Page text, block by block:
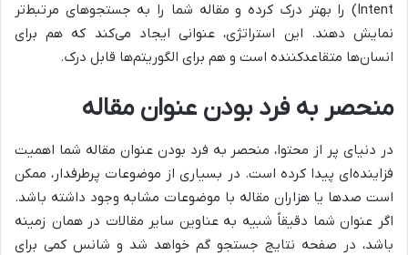
Intent) را بهتر درک کرده و مقاله شما را به جستجوهای مرتبط‌تر
نمایش دهند. این استراتژی، عنوانی ایجاد می‌کند که هم برای
انسان‌ها متقاعدکننده است و هم برای الگوریتم‌ها قابل درک.
منحصر به فرد بودن عنوان مقاله
در دنیای پر از محتوا، منحصر به فرد بودن عنوان مقاله شما اهمیت
فزاینده‌ای پیدا کرده است. در بسیاری از موضوعات پرطرفدار، ممکن
است صدها یا هزاران مقاله با موضوعات مشابه وجود داشته باشد.
اگر عنوان شما دقیقاً شبیه به عناوین سایر مقالات در همان زمینه
باشد، در صفحه نتایج جستجو گم خواهد شد و شانس کمی برای